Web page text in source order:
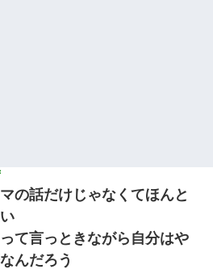
の話だけじゃなくてほんと
て言っときながら自分はや
んだろう